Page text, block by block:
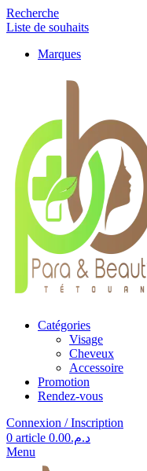
Recherche
Liste de souhaits
Marques
Catégories
Visage
Cheveux
Accessoire
Promotion
Rendez-vous
Connexion / Inscription
0 article د.م.0.00
Menu